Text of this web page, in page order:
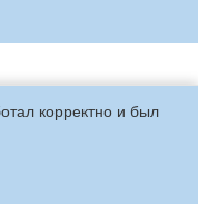
корректно и был